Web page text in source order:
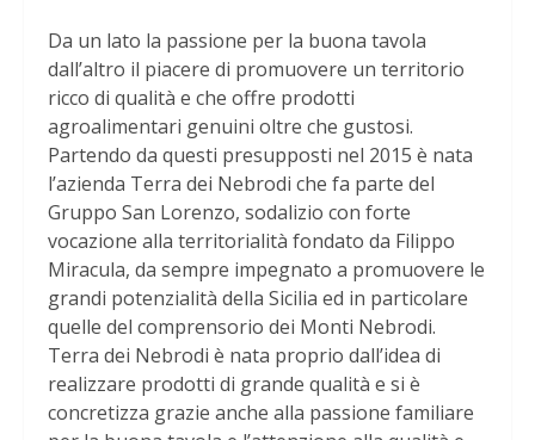
Da un lato la passione per la buona tavola
dall’altro il piacere di promuovere un territorio
ricco di qualità e che offre prodotti
agroalimentari genuini oltre che gustosi.
Partendo da questi presupposti nel 2015 è nata
l’azienda Terra dei Nebrodi che fa parte del
Gruppo San Lorenzo, sodalizio con forte
vocazione alla territorialità fondato da Filippo
Miracula, da sempre impegnato a promuovere le
grandi potenzialità della Sicilia ed in particolare
quelle del comprensorio dei Monti Nebrodi.
Terra dei Nebrodi è nata proprio dall’idea di
realizzare prodotti di grande qualità e si è
concretizza grazie anche alla passione familiare